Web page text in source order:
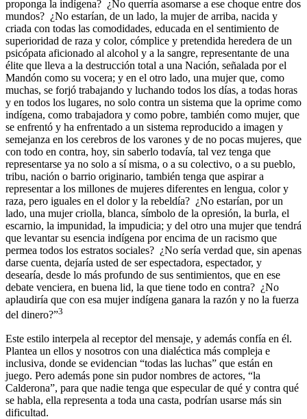
proponga la indígena? ¿No querría asomarse a ese choque entre dos
mundos? ¿No estarían, de un lado, la mujer de arriba, nacida y
criada con todas las comodidades, educada en el sentimiento de
superioridad de raza y color, cómplice y pretendida heredera de un
psicópata aficionado al alcohol y a la sangre, representante de una
élite que lleva a la destrucción total a una Nación, señalada por el
Mandón como su vocera; y en el otro lado, una mujer que, como
muchas, se forjó trabajando y luchando todos los días, a todas horas
y en todos los lugares, no solo contra un sistema que la oprime como
indígena, como trabajadora y como pobre, también como mujer, que
se enfrentó y ha enfrentado a un sistema reproducido a imagen y
semejanza en los cerebros de los varones y de no pocas mujeres, que
con todo en contra, hoy, sin saberlo todavía, tal vez tenga que
representarse ya no solo a sí misma, o a su colectivo, o a su pueblo,
tribu, nación o barrio originario, también tenga que aspirar a
representar a los millones de mujeres diferentes en lengua, color y
raza, pero iguales en el dolor y la rebeldía? ¿No estarían, por un
lado, una mujer criolla, blanca, símbolo de la opresión, la burla, el
escarnio, la impunidad, la impudicia; y del otro una mujer que tendrá
que levantar su esencia indígena por encima de un racismo que
permea todos los estratos sociales? ¿No sería verdad que, sin apenas
darse cuenta, dejaría usted de ser espectadora, espectador, y
desearía, desde lo más profundo de sus sentimientos, que en ese
debate venciera, en buena lid, la que tiene todo en contra? ¿No
aplaudiría que con esa mujer indígena ganara la razón y no la fuerza
del dinero?”3
Este estilo interpela al receptor del mensaje, y además confía en él.
Plantea un ellos y nosotros con una dialéctica más compleja e
inclusiva, donde se evidencian “todas las luchas” que están en
juego. Pero además pone sin pudor nombres de actores, “la
Calderona”, para que nadie tenga que especular de qué y contra qué
se habla, ella representa a toda una casta, podrían usarse más sin
dificultad.